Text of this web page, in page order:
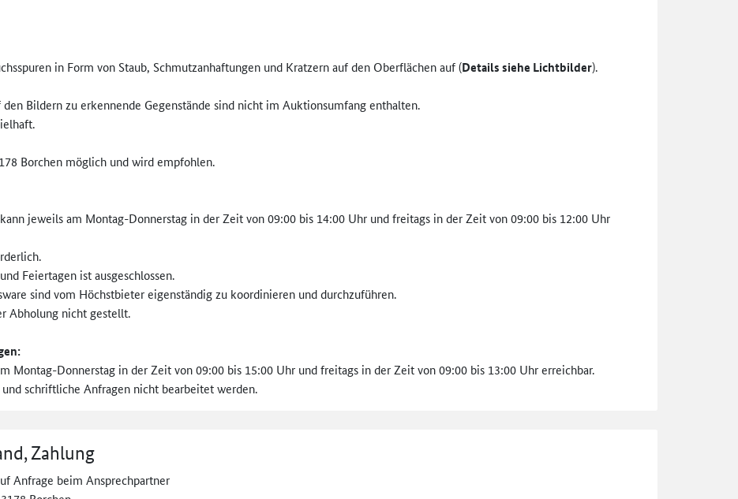
in Form von Staub, Schmutzanhaftungen und Kratzern auf den Oberflächen auf (Details siehe Lichtbilder).
Bildern zu erkennende Gegenstände sind nicht im Auktionsumfang enthalten.
Borchen möglich und wird empfohlen.
jeweils am Montag-Donnerstag in der Zeit von 09:00 bis 14:00 Uhr und freitags in der Zeit von 09:00 bis 12:00 Uhr
Feiertagen ist ausgeschlossen.
sind vom Höchstbieter eigenständig zu koordinieren und durchzuführen.
Abholung nicht gestellt.
Montag-Donnerstag in der Zeit von 09:00 bis 15:00 Uhr und freitags in der Zeit von 09:00 bis 13:00 Uhr erreichbar.
schriftliche Anfragen nicht bearbeitet werden.
Zahlung
Anfrage beim Ansprechpartner